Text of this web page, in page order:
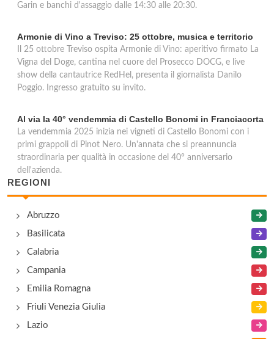
Garin e banchi d'assaggio dalle 14:30 alle 20:30.
Armonie di Vino a Treviso: 25 ottobre, musica e territorio
Il 25 ottobre Treviso ospita Armonie di Vino: aperitivo firmato La
Vigna del Doge, cantina nel cuore del Prosecco DOCG, e live
show della cantautrice RedHel, presenta il giornalista Danilo
Poggio. Ingresso gratuito su invito.
Al via la 40° vendemmia di Castello Bonomi in Franciacorta
La vendemmia 2025 inizia nei vigneti di Castello Bonomi con i
primi grappoli di Pinot Nero. Un'annata che si preannuncia
straordinaria per qualità in occasione del 40° anniversario
dell'azienda.
REGIONI
Abruzzo
Basilicata
Calabria
Campania
Emilia Romagna
Friuli Venezia Giulia
Lazio